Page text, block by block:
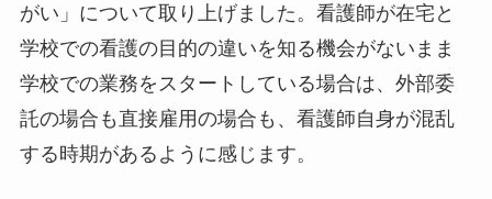
がい」について取り上げました。看護師が在宅と
学校での看護の目的の違いを知る機会がないまま
学校での業務をスタートしている場合は、外部委
託の場合も直接雇用の場合も、看護師自身が混乱
する時期があるように感じます。